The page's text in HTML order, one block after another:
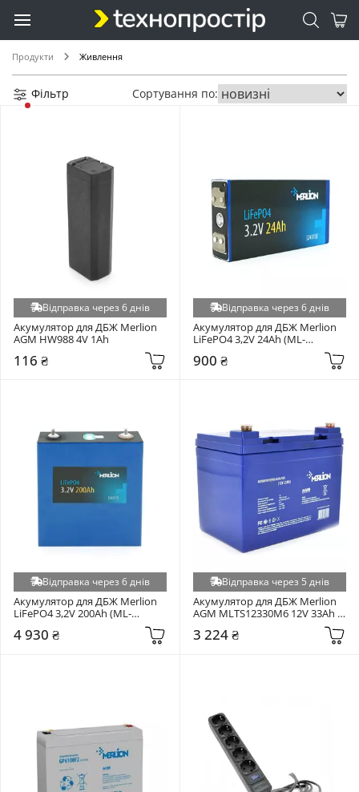
Продукти Живлення
Фільтр Сортування по:
Відправка через 6 днів
Акумулятор для ДБЖ Merlion
AGM HW988 4V 1Ah
116 ₴
Відправка через 6 днів
Акумулятор для ДБЖ Merlion
LiFePO4 3,2V 24Ah (ML-
900 ₴
Відправка через 6 днів
Акумулятор для ДБЖ Merlion
LiFePO4 3,2V 200Ah (ML-
4 930 ₴
Відправка через 5 днів
Акумулятор для ДБЖ Merlion
AGM MLTS12330M6 12V 33Ah
3 224 ₴